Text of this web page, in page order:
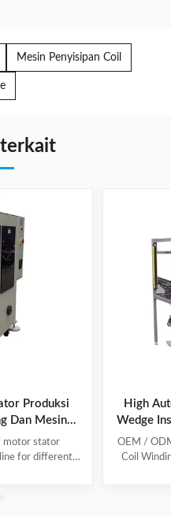
Mesin Penyisipan Coil
Produksi
Dan Mesin
motor stator
for different
machine, coil
High
Wedge
OEM /
Coil